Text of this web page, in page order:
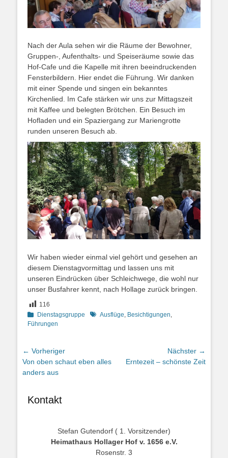
Nach der Aula sehen wir die Räume der Bewohner,
Gruppen-, Aufenthalts- und Speiseräume sowie das
Hof-Cafe und die Kapelle mit ihren beeindruckenden
Fensterbildern. Hier endet die Führung. Wir danken
mit einer Spende und singen ein bekanntes
Kirchenlied. Im Cafe stärken wir uns zur Mittagszeit
mit Kaffee und belegten Brötchen. Ein Besuch im
Hofladen und ein Spaziergang zur Mariengrotte
runden unseren Besuch ab.
Wir haben wieder einmal viel gehört und gesehen an
diesem Dienstagvormittag und lassen uns mit
unseren Eindrücken über Schleichwege, die wohl nur
unser Busfahrer kennt, nach Hollage zurück bringen.
116
Kategorien
Dienstagsgruppe Schlagworte
Ausflüge Besichtigungen
Führungen
Beitragsnavigation
← Vorheriger
Vorheriger
Beitrag:
Von oben schaut eben alles
anders aus
Nächster →
Nächster
Erntezeit – schönste Zeit
Kontakt
Stefan Gutendorf ( 1. Vorsitzender)
Heimathaus Hollager Hof v. 1656 e.V.
Rosenstr. 3